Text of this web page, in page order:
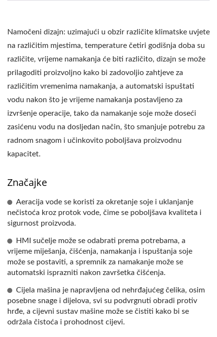
Namočeni dizajn: uzimajući u obzir različite klimatske uvjete
na različitim mjestima, temperature četiri godišnja doba su
različite, vrijeme namakanja će biti različito, dizajn se može
prilagoditi proizvoljno kako bi zadovoljio zahtjeve za
različitim vremenima namakanja, a automatski ispuštati
vodu nakon što je vrijeme namakanja postavljeno za
izvršenje operacije, tako da namakanje soje može doseći
zasićenu vodu na dosljedan način, što smanjuje potrebu za
radnom snagom i učinkovito poboljšava proizvodnu
kapacitet.
Značajke
Aeracija vode se koristi za okretanje soje i uklanjanje
nečistoća kroz protok vode, čime se poboljšava kvaliteta i
sigurnost proizvoda.
HMI sučelje može se odabrati prema potrebama, a
vrijeme miješanja, čišćenja, namakanja i ispuštanja soje
može se postaviti, a spremnik za namakanje može se
automatski isprazniti nakon završetka čišćenja.
Cijela mašina je napravljena od nehrđajućeg čelika, osim
posebne snage i dijelova, svi su podvrgnuti obradi protiv
hrđe, a cijevni sustav mašine može se čistiti kako bi se
održala čistoća i prohodnost cijevi.